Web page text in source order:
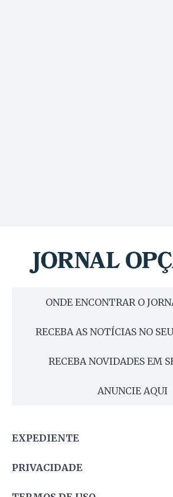
ONDE ENCONTRAR O
RECEBA AS NOTÍCIAS NO
RECEBA NOVIDADES EM
ANUNCIE AQUI
EXPEDIENTE
PRIVACIDADE